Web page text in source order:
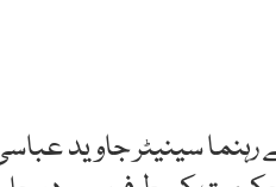
رہنما سینیٹر جاوید